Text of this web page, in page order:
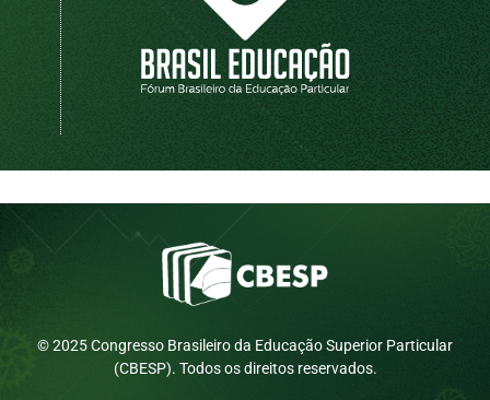
© 2025 Congresso Brasileiro da Educação Superior Particular
(CBESP). Todos os direitos reservados.